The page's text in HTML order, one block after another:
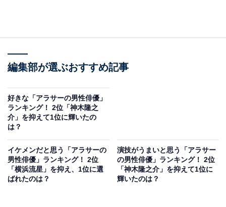
編集部が選ぶおすすめ記事
好きな「アラサーの男性俳優」
ランキング！ 2位「神木隆之
介」を抑えて1位に輝いたの
は？
イケメンだと思う「アラサーの
男性俳優」ランキング！ 2位
「横浜流星」を抑え、1位に選
ばれたのは？
演技がうまいと思う「アラサー
の男性俳優」ランキング！ 2位
「神木隆之介」を抑えて1位に
輝いたのは？